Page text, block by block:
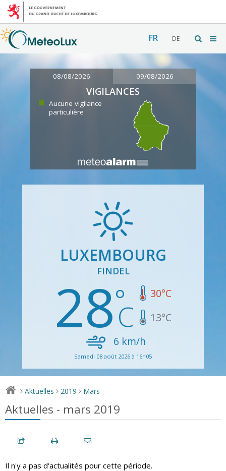
FR DE
08/08/2026 09/08/2026
VIGILANCES
Aucune vigilance
particulière
LUXEMBOURG
FINDEL
28 30°C
13°C
6 km/h
Samedi 08 août 2026 à 16h05
> Aktuelles > 2019 > Mars
Aktuelles - mars 2019
Il n'y a pas d'actualités pour cette période.